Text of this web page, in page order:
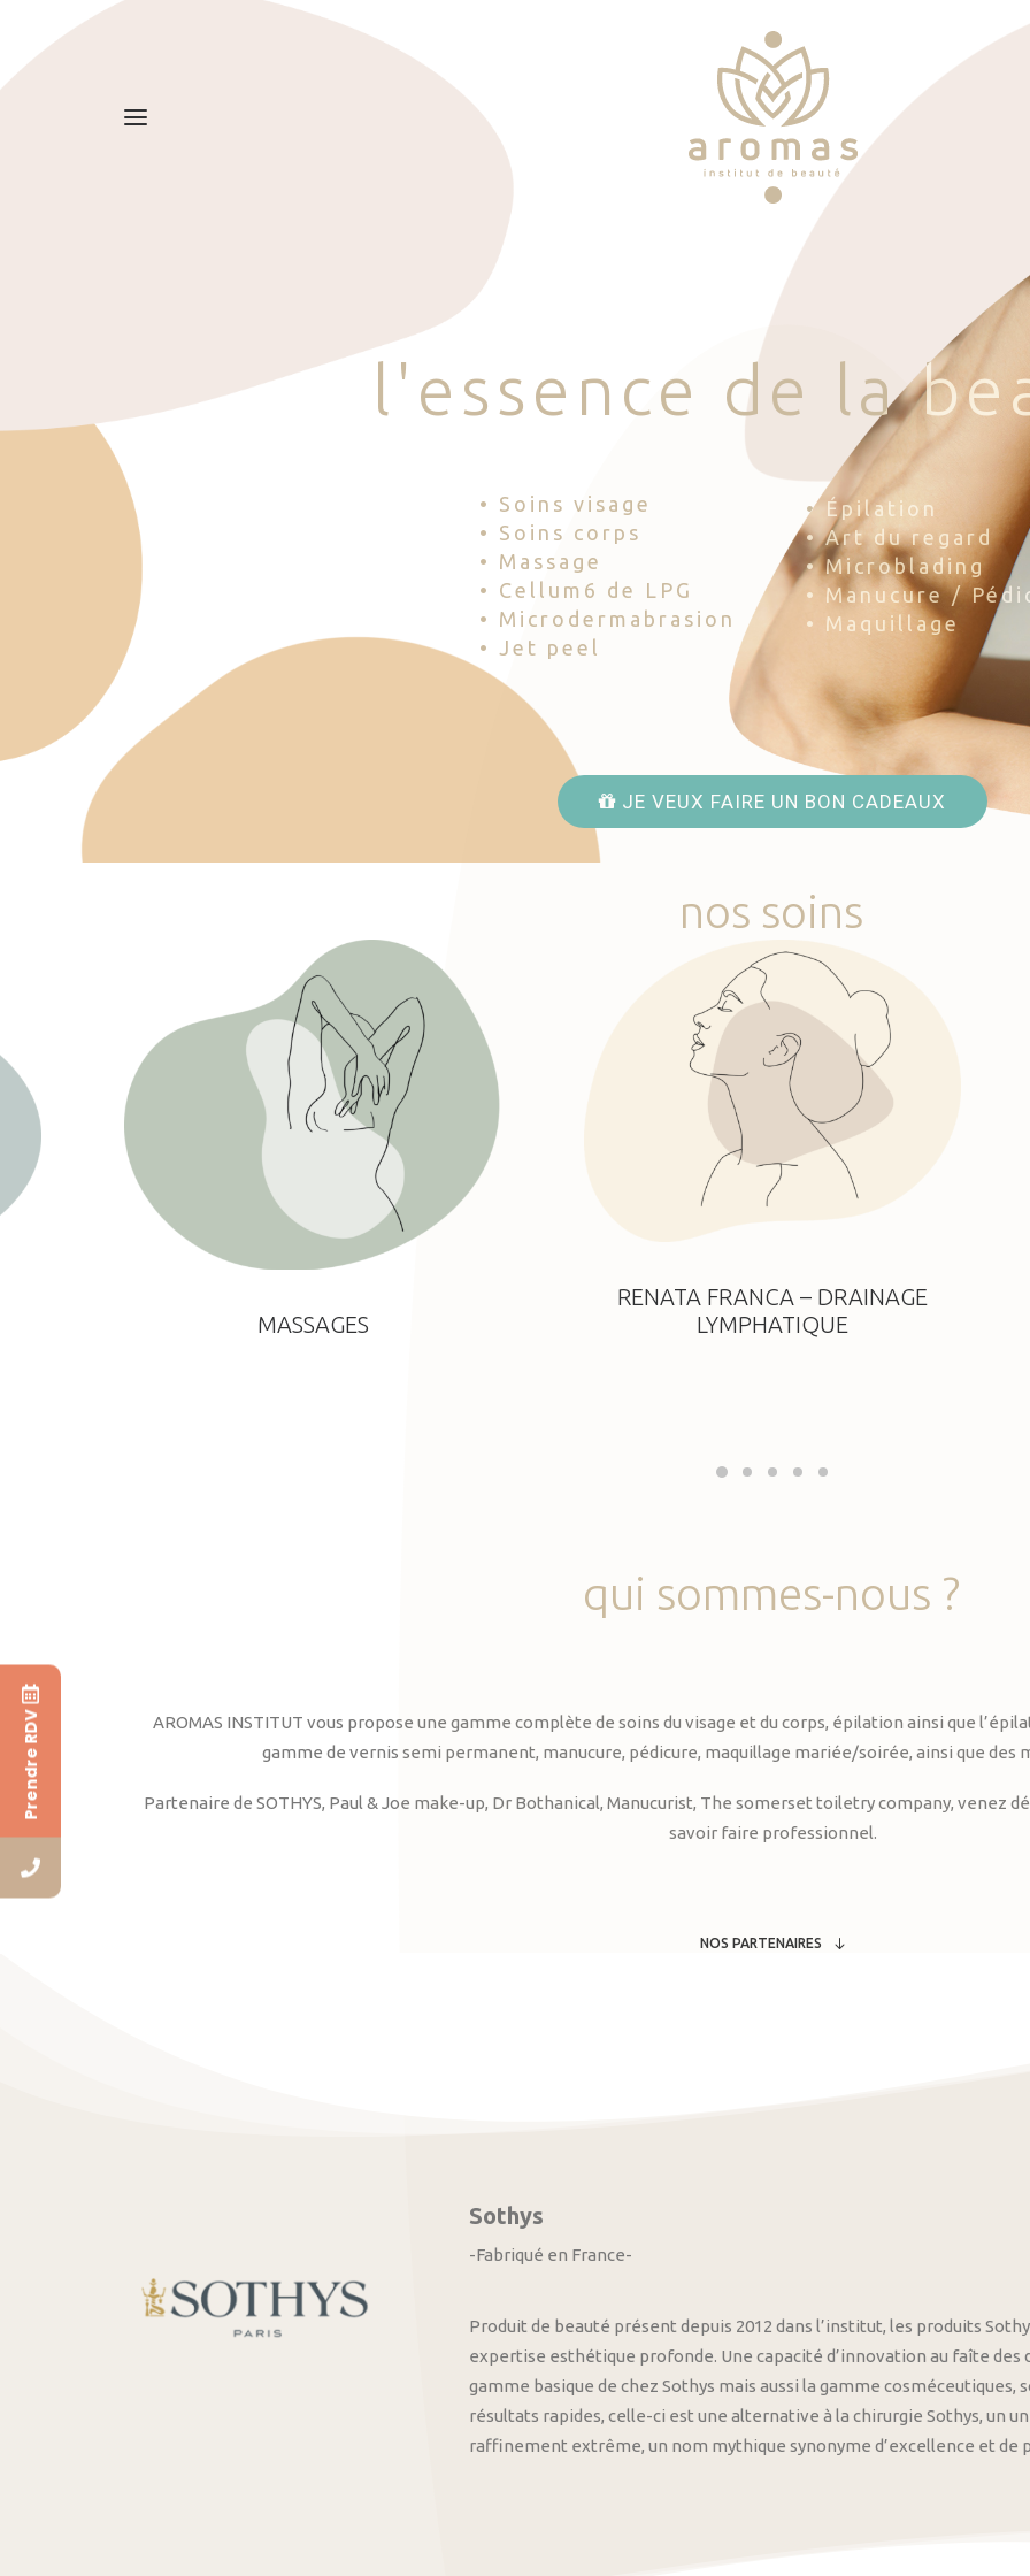
l 'esse nce d e la be
• Soins visage
• Soins corps
• Massage
• Cellum6 de LPG
• Microdermabrasion
• Jet peel
• Épilation
• Art du regard
• Microblading
• Manucure /
• Maquillage
JE VEUX FAIRE UN BON CADEAUX
nos soins
MASSAGES
RENATA FRANCA – DRAINAGE
LYMPHATIQUE
qui sommes-nous ?
AROMAS INSTITUT vous propose une gamme complète de soins du visage et du corps, épilation ainsi que
gamme de vernis semi permanent, manucure, pédicure, maquillage mariée/soirée, ainsi que des
Partenaire de SOTHYS, Paul & Joe make-up, Dr Bothanical, Manucurist, The somerset toiletry company, venez
savoir faire professionnel.
NOS PARTENAIRES
Sothys
-Fabriqué en France-
Produit de beauté présent depuis 2012 dans l’institut, les produits
expertise esthétique profonde. Une capacité d’innovation au faîte
gamme basique de chez Sothys mais aussi la gamme
résultats rapides, celle-ci est une alternative à la chirurgie Sothys, un
raffinement extrême, un nom mythique synonyme d’excellence et de
Prendre RDV